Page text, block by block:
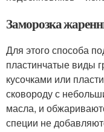
Заморозка
Для этого способа
пластинчатые виды
кусочками или
сковороду с
масла, и
специи не